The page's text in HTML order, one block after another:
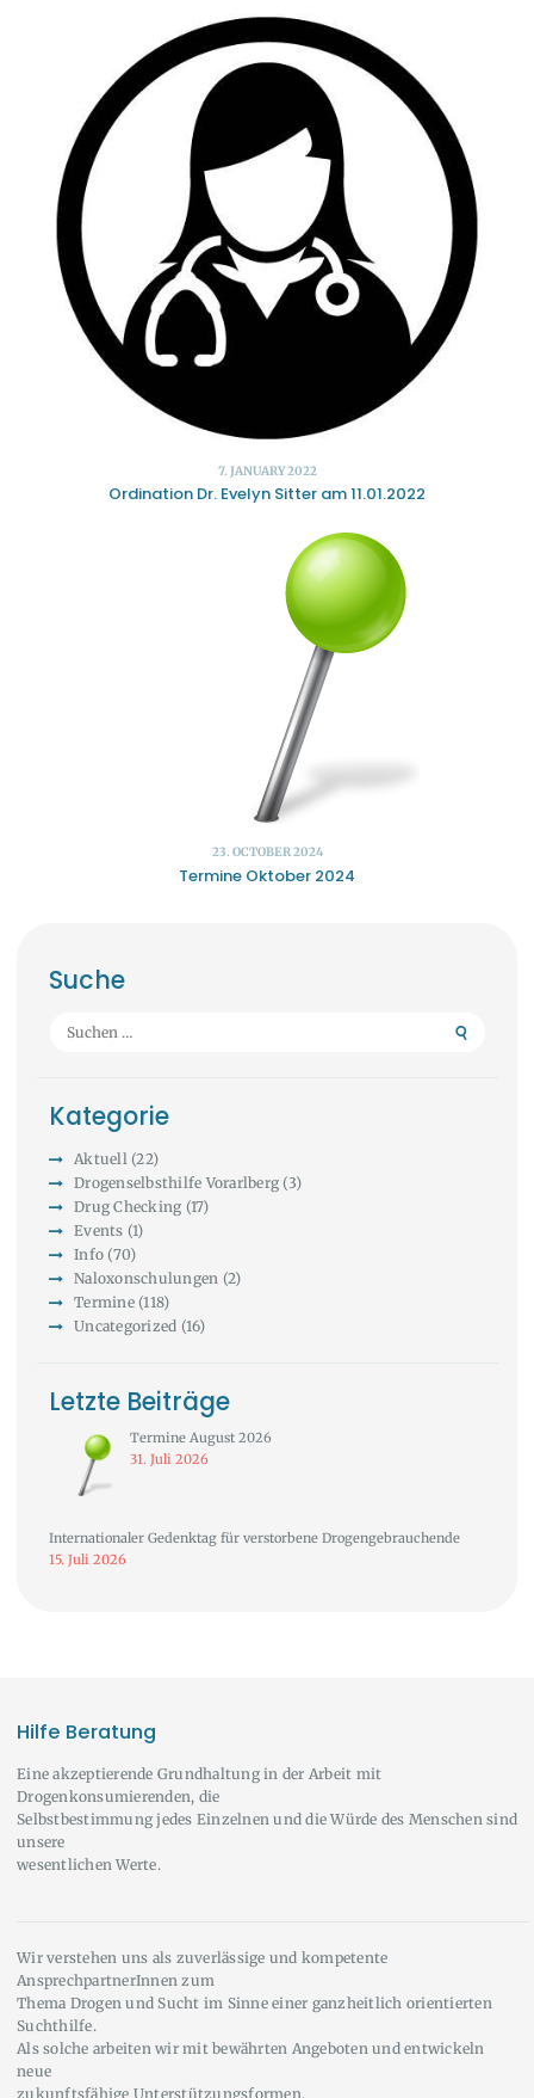
7. JANUARY 2022
Ordination Dr. Evelyn Sitter am 11.01.2022
23. OCTOBER 2024
Termine Oktober 2024
Suche
Suchen
Kategorie
Aktuell (22)
Drogenselbsthilfe Vorarlberg (3)
Drug Checking (17)
Events (1)
Info (70)
Naloxonschulungen (2)
Termine(118)
Uncategorized (16)
Letzte Beiträge
Termine August 2026
31. Juli 2026
Internationaler Gedenktag für verstorbene Drogengebrauchende
15. Juli 2026
Hilfe Beratung
Eine akzeptierende Grundhaltung in der Arbeit mit
Drogenkonsumierenden, die
Selbstbestimmung jedes Einzelnen und die Würde des Menschen sind
unsere
wesentlichen Werte.
Wir verstehen uns als zuverlässige und kompetente
AnsprechpartnerInnen zum
Thema Drogen und Sucht im Sinne einer ganzheitlich orientierten
Suchthilfe.
Als solche arbeiten wir mit bewährten Angeboten und entwickeln
neue
zukunftsfähige Unterstützungsformen.